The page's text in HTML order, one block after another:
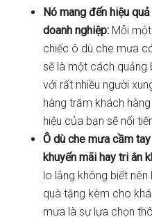
Nó mang đến hiệu
doanh nghiệp: Mỗi
chiếc ô dù che mưa
sẽ là một cách quảng
với rất nhiều người
hàng trăm khách
hiệu của bạn sẽ nổi
Ô dù che mưa cầm
khuyến mãi hay tri ân
lo lắng không biết
quà tặng kèm cho
mưa là sự lựa chọn